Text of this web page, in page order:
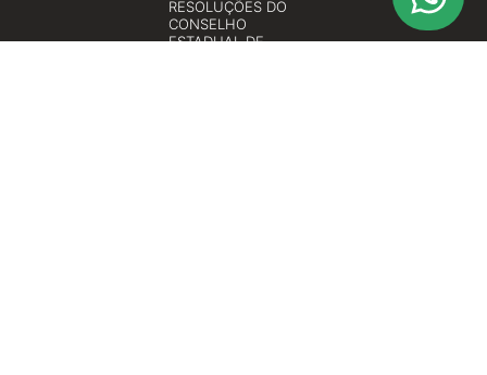
RESOLUÇÕES DO
CONSELHO
ESTADUAL DE